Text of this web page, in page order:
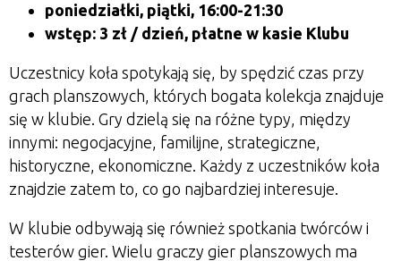
poniedziałki, piątki, 16:00-21:30
wstęp: 3 zł / dzień, płatne w kasie Klubu
Uczestnicy koła spotykają się, by spędzić czas przy
grach planszowych, których bogata kolekcja znajduje
się w klubie. Gry dzielą się na różne typy, między
innymi: negocjacyjne, familijne, strategiczne,
historyczne, ekonomiczne. Każdy z uczestników koła
znajdzie zatem to, co go najbardziej interesuje.
W klubie odbywają się również spotkania twórców i
testerów gier. Wielu graczy gier planszowych ma